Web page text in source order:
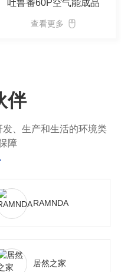
吐鲁番60P空气能成品
查看更多
伴
、生产和生活的环境类
障
RAMNDA
居然之家